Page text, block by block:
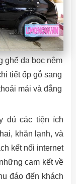
ghế da bọc nệm
tiết ốp gỗ sang
mái và đẳng
đủ các tiện ích
khăn lạnh, và
kết nối internet
cam kết về
đáo đến khách